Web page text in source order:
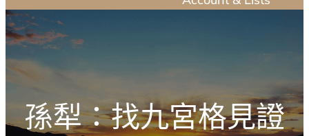
容
e
孫犁：找九宮格見證